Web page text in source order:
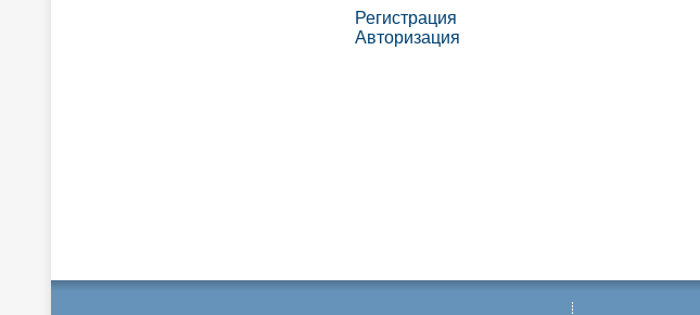
Регистрация
Авторизация